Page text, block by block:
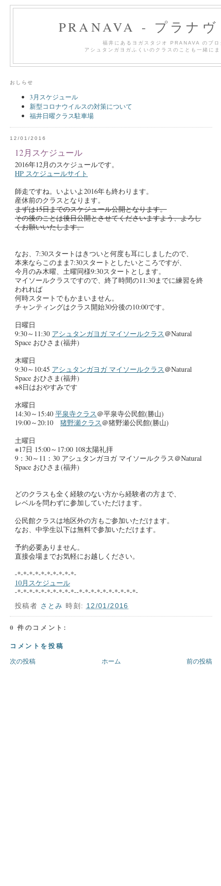
PRANAVA - プラナ
福井にあるヨガスタジオ PRANAVA のブロ
アシュタンガヨガふくいのクラスのことも一緒に
おしらせ
3月スケジュール
新型コロナウイルスの対策について
福井日曜クラス駐車場
12/01/2016
12月スケジュール
2016年12月のスケジュールです。
HP スケジュールサイト
師走ですね。いよいよ2016年も終わります。
産休前のクラスとなります。
まずは15日までのスケジュール公開となります。
その後のことは後日公開とさせてくださいますよう、よろし
くお願いいたします。
なお、7:30スタートはきついと何度も耳にしましたので、
本来ならこのまま7:30スタートとしたいところですが、
今月のみ木曜、土曜同様9:30スタートとします。
マイソールクラスですので、終了時間の11:30までに練習を終
われれば
何時スタートでもかまいません。
チャンティングはクラス開始30分後の10:00です。
日曜日
9:30～11:30 アシュタンガヨガ マイソールクラス ＠Natural
Space おひさま(福井)
木曜日
9:30～10:45 アシュタンガヨガ マイソールクラス ＠Natural
Space おひさま(福井)
※8日はおやすみです
水曜日
14:30～15:40 平泉寺クラス ＠平泉寺公民館(勝山)
19:00～20:10 猪野瀬クラス ＠猪野瀬公民館(勝山)
土曜日
※17日 15:00～17:00 108太陽礼拝
9：30～11：30 アシュタンガヨガ マイソールクラス＠Natural
Space おひさま(福井)
どのクラスも全く経験のない方から経験者の方まで、
レベルを問わずに参加していただけます。
公民館クラスは地区外の方もご参加いただけます。
なお、中学生以下は無料で参加いただけます。
予約必要ありません。
直接会場までお気軽にお越しください。
-*-*-*-*-*-*-*-*-*-*-
10月スケジュール
-*-*-*-*-*-*-*-*-*-*--*-*-*-*-*-*-*-*-*-*-
投稿者 さとみ 時刻: 12/01/2016
0 件のコメント:
コメントを投稿
次の投稿 前の投稿
ホーム